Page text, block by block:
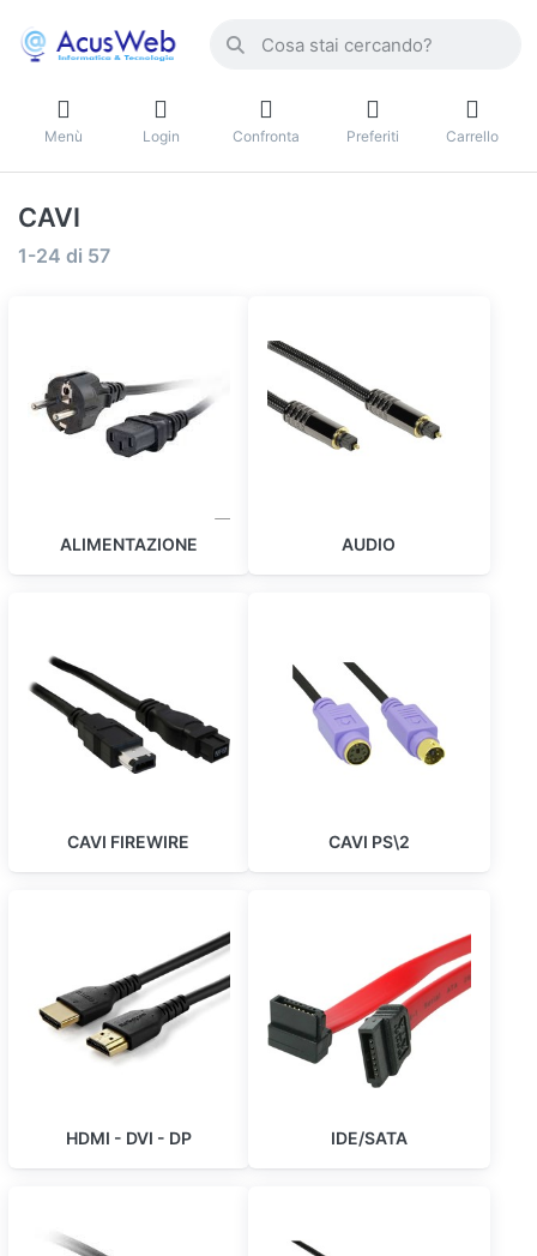
Menù Login Confronta Preferiti Carrello
CAVI
1-24 di 57
ALIMENTAZIONE AUDIO
CAVI FIREWIRE CAVI PS\2
HDMI - DVI - DP IDE/SATA